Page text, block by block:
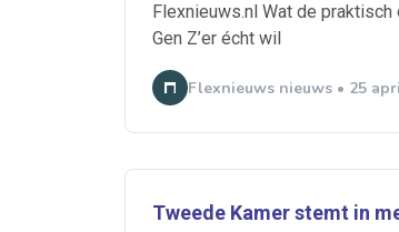
Flexnieuws.nl Wat de praktisch
Gen Z’er écht wil
Flexnieuws nieuws • 25
Tweede Kamer stemt in
Alerts ontvangen